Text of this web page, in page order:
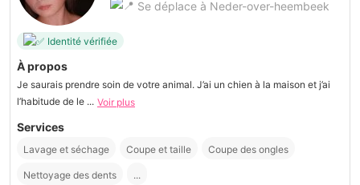
Se déplace à Neder-over-heembeek
Identité vérifiée
À propos
Je saurais prendre soin de votre animal. J’ai un chien à la maison et j’ai
l’habitude de le ... Voir plus
Services
Lavage et séchage Coupe et taille Coupe des ongles
Nettoyage des dents ...